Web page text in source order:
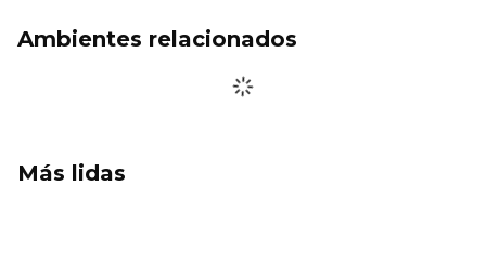
Ambientes relacionados
Más lidas